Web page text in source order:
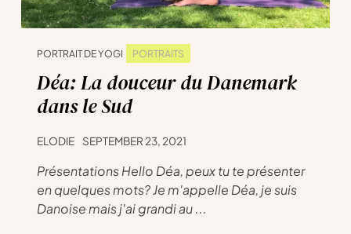
PORTRAIT DE YOGI PORTRAITS
Déa: La douceur du Danemark
dans le Sud
ELODIE SEPTEMBER 23, 2021
Présentations Hello Déa, peux tu te présenter
en quelques mots? Je m'appelle Déa, je suis
Danoise mais j'ai grandi au ...